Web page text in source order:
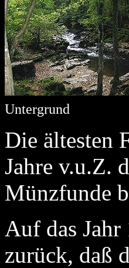
Untergrund
Die ältesten
Jahre v.u.Z.
Münzfunde
Auf das
zurück, daß